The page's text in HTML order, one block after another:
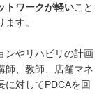
トワークが軽いこと
す。
ンやリハビリの計画
師、教師、店舗マネ
に対してPDCAを回